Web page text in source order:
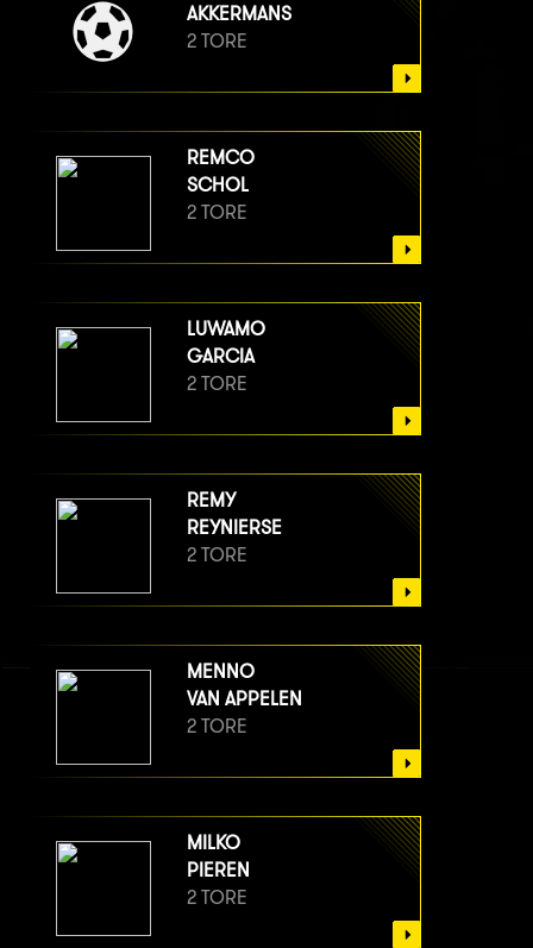
AKKERMANS
2 TORE
REMCO
SCHOL
2 TORE
LUWAMO
GARCIA
2 TORE
REMY
REYNIERSE
2 TORE
MENNO
VAN APPELEN
2 TORE
MILKO
PIEREN
2 TORE